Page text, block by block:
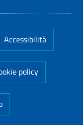
Accessibilità
policy